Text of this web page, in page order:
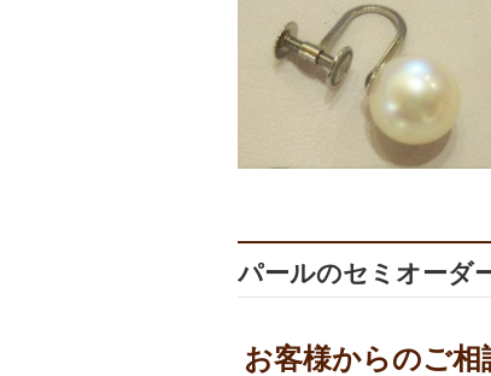
パールのセミオーダ
お客様からのご相